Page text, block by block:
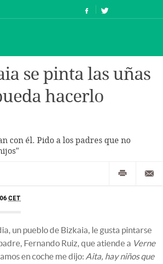
se pinta las uñas
hacerlo
con él. Pido a los padres que no
CET
un pueblo de Bizkaia, le gusta pintarse
Fernando Ruiz, que atiende a Verne
en coche me dijo: Aita, hay niños que